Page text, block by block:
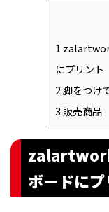
1
にプリント
2脚をつけ
3 販売商品
ボードにプ